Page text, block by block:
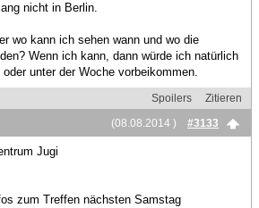
nicht in Berlin.
wo kann ich sehen wann und wo die
Wenn ich kann, dann würde ich natürlich
unter der Woche vorbeikommen.
Spoilers
Zitieren
(08.08.2014 )
#3133
Jugi
zum Treffen nächsten Samstag